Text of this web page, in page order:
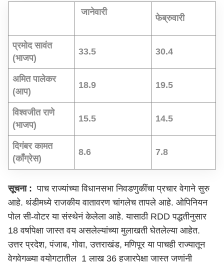
जानेवारी
फेब्रुवारी
प्रमोद सावंत
(भाजप)
33.5 30.4
अमित पालेकर
(आप)
18.9 19.5
विश्वजीत राणे
(भाजप)
15.5 14.5
दिगंबर कामत
(काँग्रेस)
8.6 7.8
सूचना : पाच राज्यांच्या विधानसभा निवडणुकींचा प्रचार वेगाने सुरु
आहे. थंडीमध्ये राजकीय वातावरण चांगलेच तापले आहे. ओपिनियन
पोल सी-वोटर या संस्थेनं केलेला आहे. यासाठी RDD पद्धतीनुसार
18 वर्षापेक्षा जास्त वय असलेल्यांच्या मुलाखती घेतलेल्या आहेत.
उत्तर प्रदेश, पंजाब, गोवा, उत्तराखंड, मणिपूर या पाचही राज्यातून
वेगवेगळ्या वयोगटातील 1 लाख 36 हजारपेक्षा जास्त जणांनी